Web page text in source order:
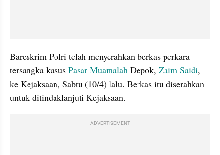
Bareskrim Polri telah menyerahkan berkas perkara
tersangka kasus Pasar Muamalah Depok, Zaim Saidi,
ke Kejaksaan, Sabtu (10/4) lalu. Berkas itu diserahkan
untuk ditindaklanjuti Kejaksaan.
ADVERTISEMENT